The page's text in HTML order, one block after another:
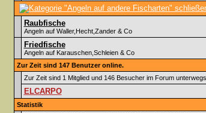
Raubfische
Angeln auf Waller,Hecht,Zander & Co
Friedfische
Angeln auf Karauschen,Schleien & Co
Zur Zeit sind 147 Benutzer online.
Zur Zeit sind 1 Mitglied und 146 Besucher im Forum unterwegs.
ELCARPO
Statistik